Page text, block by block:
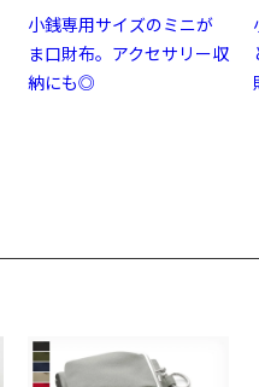
小銭専用サイズのミニが
ま口財布。アクセサリー収
納にも◎